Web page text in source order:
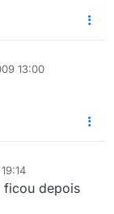
13:00
ficou depois